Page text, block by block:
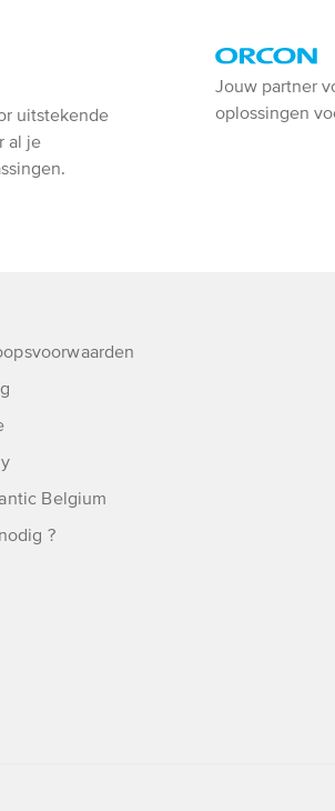
uitstekende
al je
Orcon
-
Jouw partner
oplossingen
Belgium
?